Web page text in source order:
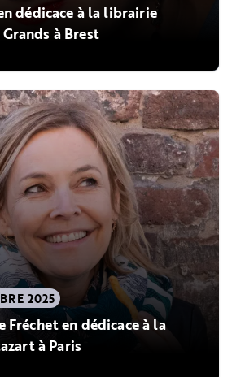
dédicace à la librairie
à Brest
2025
Fréchet en dédicace à la
à Paris